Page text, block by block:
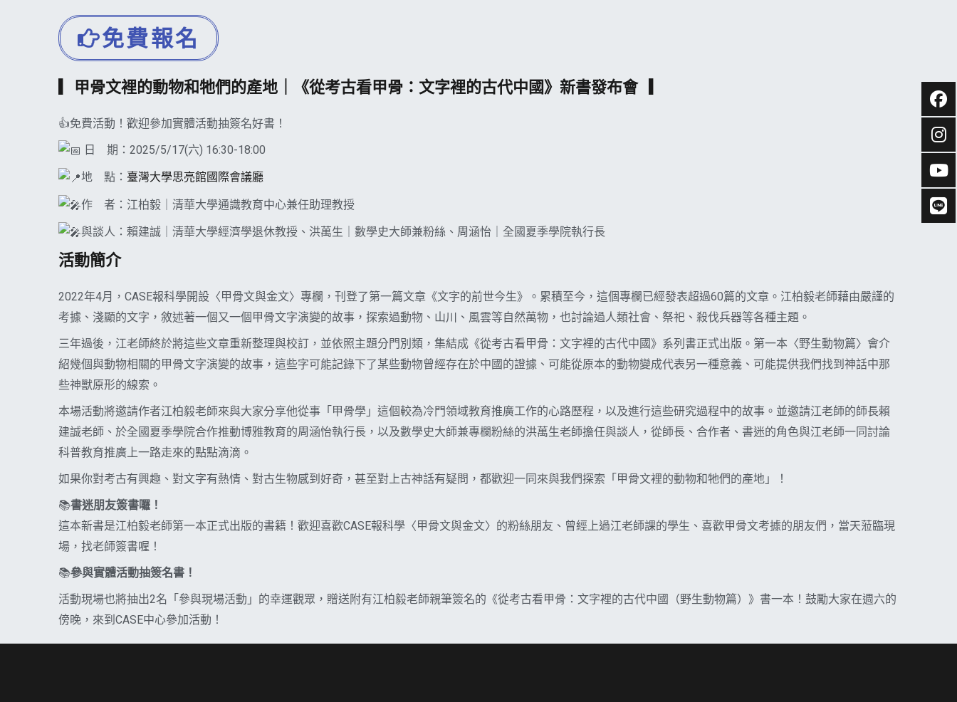
免費報名
▎甲骨文裡的動物和牠們的產地｜《從考古看甲骨：文字裡的古代中國》新書發布會 ▎
👍免費活動！歡迎參加實體活動抽簽名好書！
日 期：2025/5/17(六) 16:30-18:00
地 點： 臺灣大學思亮館國際會議廳
作 者：江柏毅｜清華大學通識教育中心兼任助理教授
與談人：賴建誠｜清華大學經濟學退休教授、洪萬生｜數學史大師兼粉絲、周涵怡｜全國夏季學院執行長
活動簡介
2022年4月，CASE報科學開設〈甲骨文與金文〉專欄，刊登了第一篇文章《文字的前世今生》。累積至今，這個專欄已經發表超過60篇的文章。江柏毅老師藉由嚴謹的
考據、淺顯的文字，敘述著一個又一個甲骨文字演變的故事，探索過動物、山川、風雲等自然萬物，也討論過人類社會、祭祀、殺伐兵器等各種主題。
三年過後，江老師終於將這些文章重新整理與校訂，並依照主題分門別類，集結成《從考古看甲骨：文字裡的古代中國》系列書正式出版。第一本〈野生動物篇〉會介
紹幾個與動物相關的甲骨文字演變的故事，這些字可能記錄下了某些動物曾經存在於中國的證據、可能從原本的動物變成代表另一種意義、可能提供我們找到神話中那
些神獸原形的線索。
本場活動將邀請作者江柏毅老師來與大家分享他從事「甲骨學」這個較為冷門領域教育推廣工作的心路歷程，以及進行這些研究過程中的故事。並邀請江老師的師長賴
建誠老師、於全國夏季學院合作推動博雅教育的周涵怡執行長，以及數學史大師兼專欄粉絲的洪萬生老師擔任與談人，從師長、合作者、書迷的角色與江老師一同討論
科普教育推廣上一路走來的點點滴滴。
如果你對考古有興趣、對文字有熱情、對古生物感到好奇，甚至對上古神話有疑問，都歡迎一同來與我們探索「甲骨文裡的動物和牠們的產地」！
📚書迷朋友簽書囉！
這本新書是江柏毅老師第一本正式出版的書籍！歡迎喜歡CASE報科學〈甲骨文與金文〉的粉絲朋友、曾經上過江老師課的學生、喜歡甲骨文考據的朋友們，當天蒞臨現
場，找老師簽書喔！
📚參與實體活動抽簽名書！
活動現場也將抽出2名「參與現場活動」的幸運觀眾，贈送附有江柏毅老師親筆簽名的《從考古看甲骨：文字裡的古代中國（野生動物篇）》書一本！鼓勵大家在週六的
傍晚，來到CASE中心參加活動！